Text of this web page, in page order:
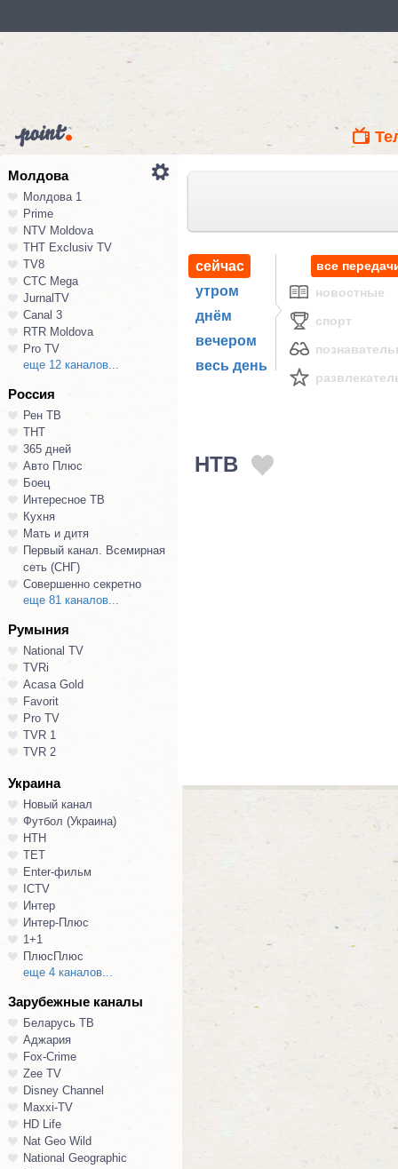
Молдова
Молдова 1
Prime
NTV Moldova
ТНТ Exclusiv TV
TV8
СТС Mega
JurnalTV
Canal 3
RTR Moldova
Pro TV
еще 12 каналов...
Россия
Рен ТВ
ТНТ
365 дней
Авто Плюс
Боец
Интересное ТВ
Кухня
Мать и дитя
Первый канал. Всемирная
сеть (СНГ)
Совершенно секретно
еще 81 каналов...
Румыния
National TV
TVRi
Acasa Gold
Favorit
Pro TV
TVR 1
TVR 2
Украина
Новый канал
Футбол (Украина)
НТН
ТЕТ
Enter-фильм
ICTV
Интер
Интер-Плюс
1+1
ПлюсПлюс
еще 4 каналов...
Зарубежные каналы
Беларусь ТВ
Аджария
Fox-Crime
Zee TV
Disney Channel
Maxxi-TV
HD Life
Nat Geo Wild
National Geographic
сейчас
утром
днём
вечером
весь день
все
новостные
спорт
НТВ